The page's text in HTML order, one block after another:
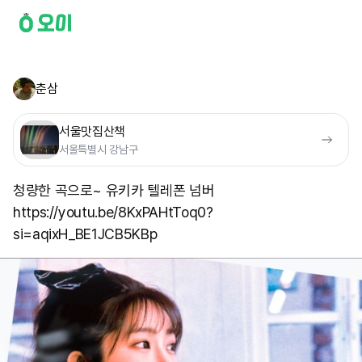
춘삼
서울맛집산책
서울특별시 강남구
청량한 곡으로~ 유키카 텔레폰 넘버
https://youtu.be/8KxPAHtToq0?
si=aqixH_BE1JCB5KBp